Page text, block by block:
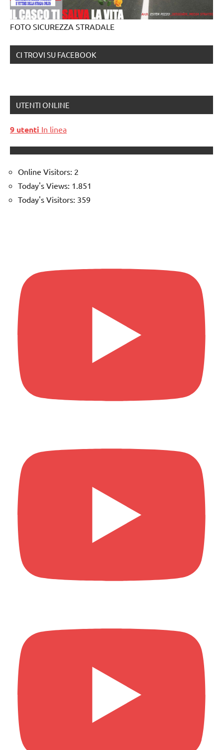
FOTO SICUREZZA STRADALE
CI TROVI SU FACEBOOK
UTENTI ONLINE
9 utenti In linea
Online Visitors: 2
Today's Views: 1.851
Today's Visitors: 359